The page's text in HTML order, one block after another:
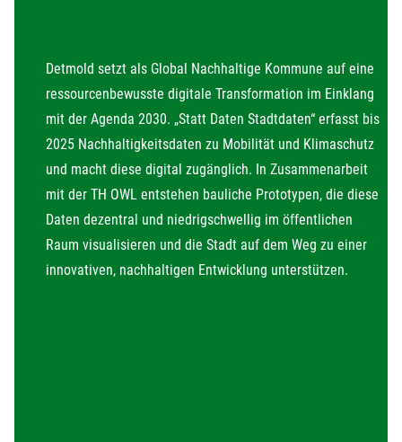
Detmold setzt als Global Nachhaltige Kommune auf eine
ressourcenbewusste digitale Transformation im Einklang
mit der Agenda 2030. „Statt Daten Stadtdaten“ erfasst bis
2025 Nachhaltigkeitsdaten zu Mobilität und Klimaschutz
und macht diese digital zugänglich. In Zusammenarbeit
mit der TH OWL entstehen bauliche Prototypen, die diese
Daten dezentral und niedrigschwellig im öffentlichen
Raum visualisieren und die Stadt auf dem Weg zu einer
innovativen, nachhaltigen Entwicklung unterstützen.